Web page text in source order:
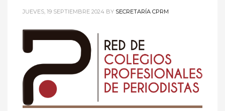
JUEVES, 19 SEPTIEMBRE 2024 BY SECRETARÍA CPRM